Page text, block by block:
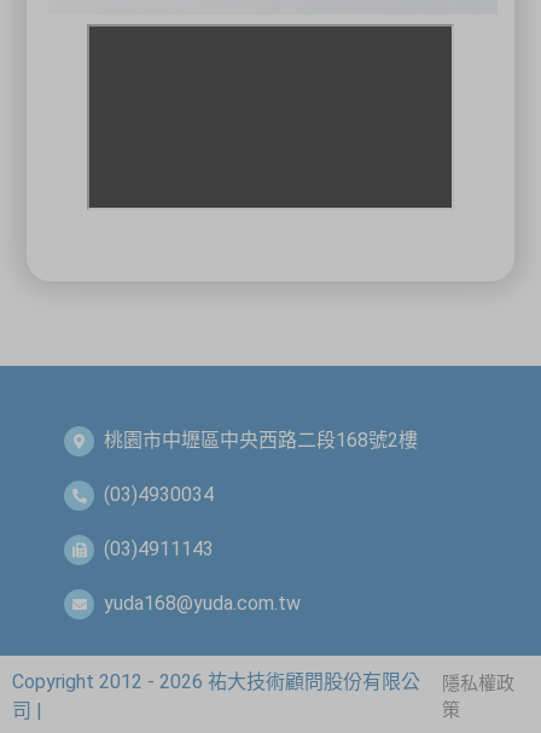
桃園市中壢區中央西路二段168號2樓
(03)4930034
(03)4911143
yuda168@yuda.com.tw
Copyright 2012 - 2026 祐大技術顧問股份有限公
司 |
隱私權政
策